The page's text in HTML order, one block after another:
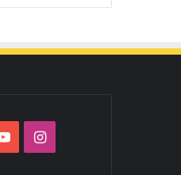
YouTubeInstagram